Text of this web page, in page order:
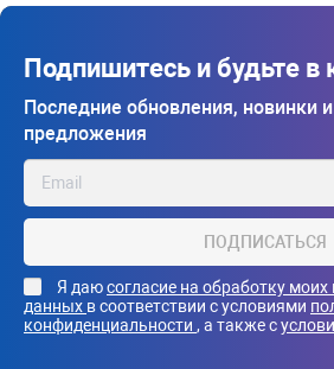
Подпишитесь и будьте в
Последние обновления, новинки
предложения
ПОДПИСАТЬСЯ
Я даюсогласие на обработку
данных в соответствии с условиями
конфиденциальности , а также с